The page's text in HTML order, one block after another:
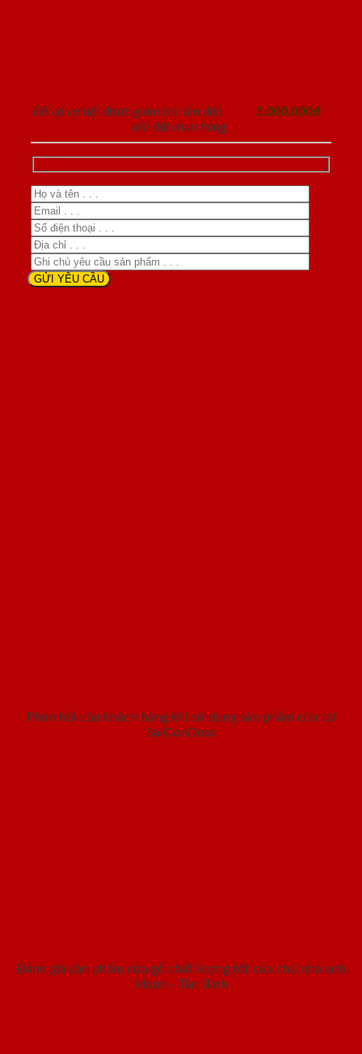
Để có cơ hội được giảm trừ lên đến
1.000.000đ
khi đặt mua hàng.
Phản hồi của khách hàng khi sử dụng sản phẩm cửa tại
SaiGonDoor
Đánh giá sản phẩm cửa gỗ chất lượng tốt của chủ nhà anh
Mạnh - Tân Bình